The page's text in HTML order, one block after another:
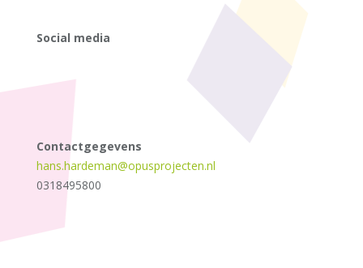
Social media
Contactgegevens
hans.hardeman@opusprojecten.nl
0318495800